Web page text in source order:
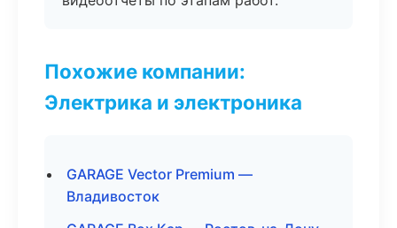
Похожие компании:
Электрика и электроника
GARAGE Vector Premium —
Владивосток